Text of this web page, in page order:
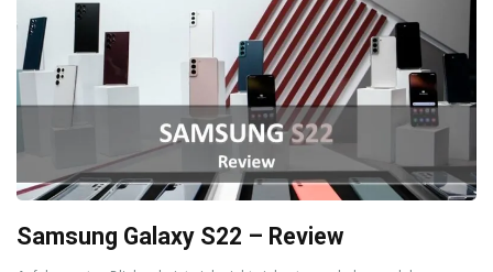
Samsung Galaxy S22 – Review